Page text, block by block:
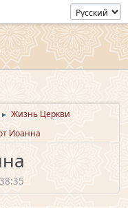
► Жизнь Церкви
Иоанна